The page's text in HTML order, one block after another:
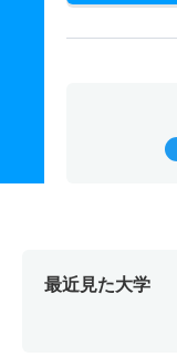
最近見た大学